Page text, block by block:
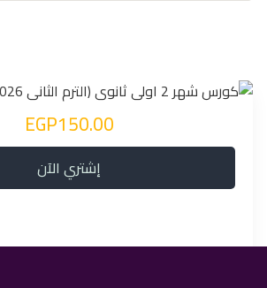
EGP150.00
إشتري الآن